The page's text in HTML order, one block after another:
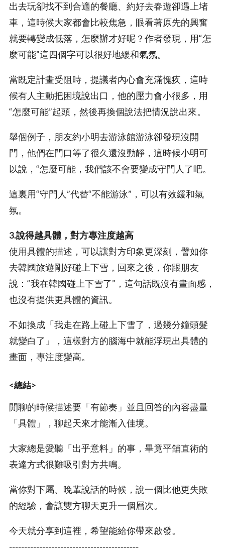
出去玩卻找不到合適的餐廳、約好去春遊卻遇上堵
車，這時候大家都會比較焦急，眼看著原先的興奮
就要轉變成低落，怎麼辦才好呢？作者發現，用“怎
麼可能”這四個字可以很好地緩和氣氛。
當既定計畫受阻時，提議者內心會充滿愧疚，這時
候有人主動把困境說出口，他的壓力會小很多，用
“怎麼可能”起頭，然後再換個說法把情況說出來。
舉個例子，朋友約小明去游泳館游泳卻發現沒開
門，他們在門口等了很久還沒動靜，這時候小明可
以說，“怎麼可能，我們該不會要變成守門人了吧。
這裏用“守門人”代替“不能游泳”，可以有效緩和氣
氛。
3.說得越具體，對方專注度越高
使用具體的描述，可以讓對方印象更深刻，譬如你
去韓國旅遊剛好碰上下雪，回來之後，你跟朋友
說：“我在韓國碰上下雪了”，這句話既沒有畫面感，
也沒有提供更具體的資訊。
不如換成「我走在路上碰上下雪了，過幾分鐘頭髮
就變白了」，這樣對方的腦海中就能浮現出具體的
畫面，專注度變高。
<總結>
閒聊的時候描述要「有節奏」並且回答的內容盡量
「具體」，聊起天來才能漸入佳境。
大家總是愛聽「出乎意料」的事，畢竟平舖直術的
表達方式很難吸引對方共鳴。
當你對下屬、晚輩說話的時候，說一個比他更失敗
的經驗，會讓雙方聊天更升一個層次。
今天就分享到這裡，希望能給你帶來啟發。
-------------------------------------------